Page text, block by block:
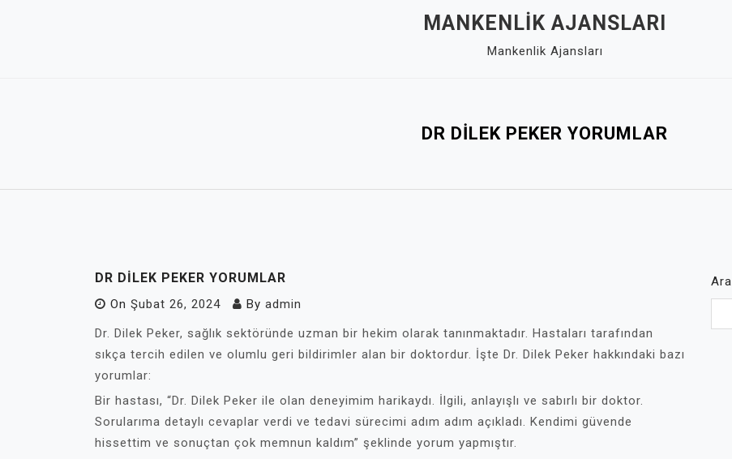
MANKENLIK AJANSLARI
Mankenlik Ajansları
DR DILEK PEKER YORUMLAR
DR DILEK PEKER YORUMLAR
On Şubat 26, 2024 By admin
Dr. Dilek Peker, sağlık sektöründe uzman bir hekim olarak tanınmaktadır. Hastaları tarafından
sıkça tercih edilen ve olumlu geri bildirimler alan bir doktordur. İşte Dr. Dilek Peker hakkındaki bazı
yorumlar:
Bir hastası, “Dr. Dilek Peker ile olan deneyimim harikaydı. İlgili, anlayışlı ve sabırlı bir doktor.
Sorularıma detaylı cevaplar verdi ve tedavi sürecimi adım adım açıkladı. Kendimi güvende
hissettim ve sonuçtan çok memnun kaldım” şeklinde yorum yapmıştır.
Ara